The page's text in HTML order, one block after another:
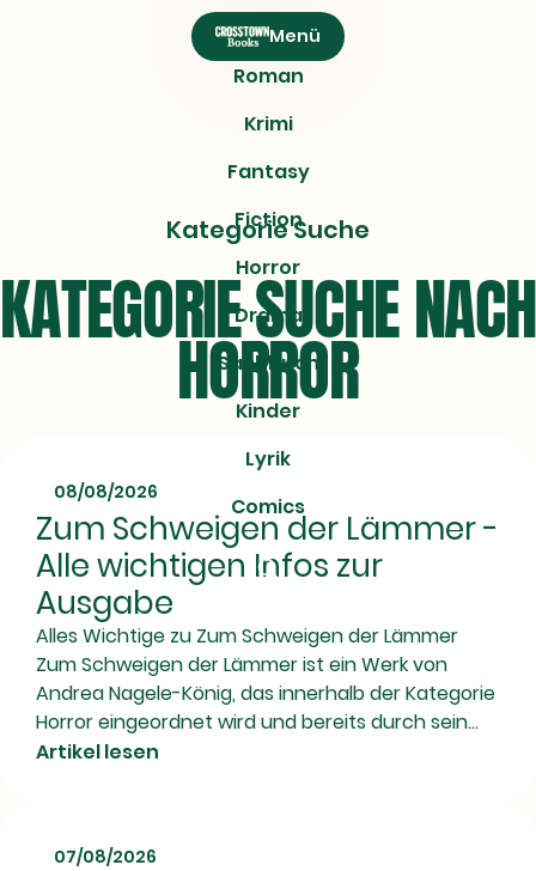
Menü
Roman
Krimi
Fantasy
Fiction
Horror
Drama
Sachbuch
Kinder
Lyrik
Comics
Kategorie Suche
KATEGORIE SUCHE NACH
HORROR
08/08/2026
Zum Schweigen der Lämmer -
Alle wichtigen Infos zur
Ausgabe
Alles Wichtige zu Zum Schweigen der Lämmer
Zum Schweigen der Lämmer ist ein Werk von
Andrea Nagele-König, das innerhalb der Kategorie
Horror eingeordnet wird und bereits durch sein...
Artikel lesen
07/08/2026